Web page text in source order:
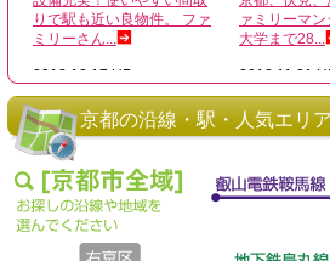
京都の沿線・駅・人気エリ